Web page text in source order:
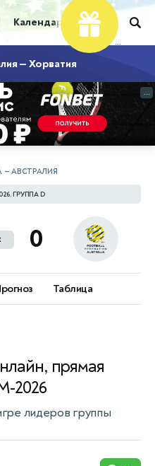
Календарь Таблица
Фрибет
10 000 ₽
...
— Хорватия
...
— АВСТРАЛИЯ
ГРУППА D
0
Таблица
прямая
2026
лидеров группы